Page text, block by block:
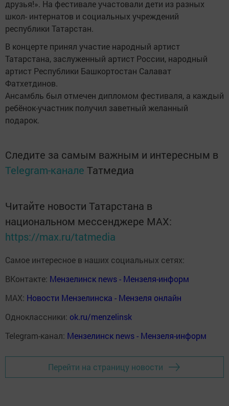
друзья!». На фестивале участовали дети из разных
школ- интернатов и социальных учреждений
республики Татарстан.
В концерте принял участие народный артист
Татарстана, заслуженный артист России, народный
артист Республики Башкортостан Салават
Фатхетдинов.
Ансамбль был отмечен дипломом фестиваля, а каждый
ребёнок-участник получил заветный желанный
подарок.
Следите за самым важным и интересным в
Telegram-канале Татмедиа
Читайте новости Татарстана в
национальном мессенджере MАХ:
https://max.ru/tatmedia
Самое интересное в наших социальных сетях:
ВКонтакте: Мензелинск news - Мензеля-информ
MAX: Новости Мензелинска - Мензеля онлайн
Одноклассники: ok.ru/menzelinsk
Telegram-канал: Мензелинск news - Мензеля-информ
Перейти на страницу новости